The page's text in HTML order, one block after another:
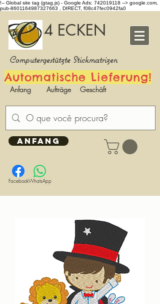
!-- Global site tag (gtag.js) - Google Ads: 742019118 --> google.com,
pub-8601164987327663 , DIRECT, f08c47fec0942fa0
4 ECKEN
Computergestützte Stickmatrizen
Automatische Lieferung!
Anfang Aufträge Geschäft
ANFANG
FacebookWhatsApp